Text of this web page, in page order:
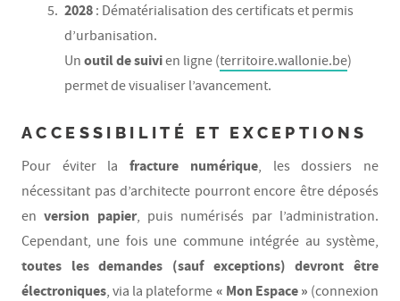
2028 : Dématérialisation des certificats et permis
d’urbanisation.
Un outil de suivien ligne (territoire.wallonie.be)
permet de visualiser l’avancement.
ACCESSIBILITÉ ET EXCEPTIONS
Pour éviter lafracture numérique, les dossiers ne
nécessitant pas d’architecte pourront encore être déposés
enversion papier, puis numérisés par l’administration.
Cependant, une fois une commune intégrée au système,
toutes les demandes (sauf exceptions) devront être
électroniques, via la plateforme « Mon Espace » (connexion